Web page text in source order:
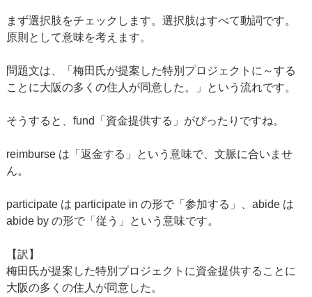
まず選択肢をチェックします。選択肢はすべて動詞です。
原則として意味を考えます。
問題文は、「梅田氏が提案した特別プロジェクトに～する
ことに大阪の多くの住人が同意した。」という流れです。
そうすると、fund「資金提供する」がぴったりですね。
reimburse は「返金する」という意味で、文脈に合いませ
ん。
participate は participate in の形で「参加する」、abide は
abide by の形で「従う」という意味です。
【訳】
梅田氏が提案した特別プロジェクトに資金提供することに
大阪の多くの住人が同意した。